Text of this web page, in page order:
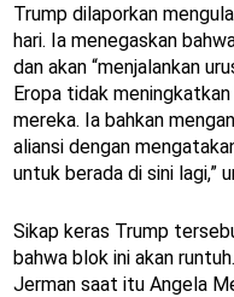
Trump dilaporkan
hari. Ia menegaskan
dan akan “menjalankan
Eropa tidak
mereka. Ia bahkan
aliansi dengan
untuk berada di sini lagi,”
Sikap keras Trump
bahwa blok ini akan
Jerman saat itu Angela